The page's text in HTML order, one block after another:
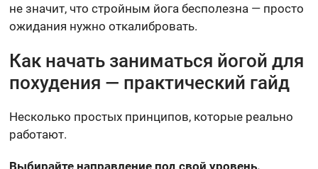
не значит, что стройным йога бесполезна — просто
ожидания нужно откалибровать.
Как начать заниматься йогой для
похудения — практический гайд
Несколько простых принципов, которые реально
работают.
Выбирайте направление под свой уровень.